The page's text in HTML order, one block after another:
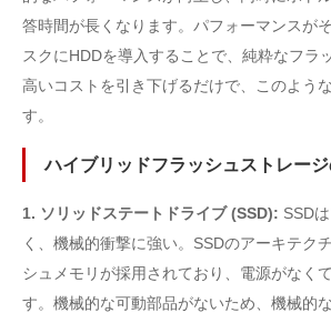
答時間が長くなります。パフォーマンスが
スクにHDDを導入することで、純粋なフラ
高いコストを引き下げるだけで、このよう
す。
ハイブリッドフラッシュストレー
1. ソリッドステートドライブ (SSD): SSD
く、機械的衝撃に強い。SSDのアーキテク
シュメモリが採用されており、電源がなく
す。機械的な可動部品がないため、機械的